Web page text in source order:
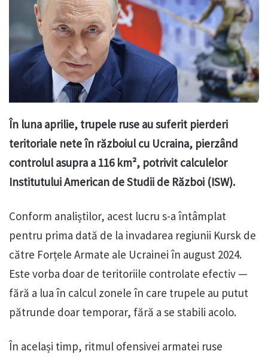
În luna aprilie, trupele ruse au suferit pierderi
teritoriale nete în războiul cu Ucraina, pierzând
controlul asupra a 116 km², potrivit calculelor
Institutului American de Studii de Război (ISW).
Conform analiștilor, acest lucru s-a întâmplat
pentru prima dată de la invadarea regiunii Kursk de
către Forțele Armate ale Ucrainei în august 2024.
Este vorba doar de teritoriile controlate efectiv —
fără a lua în calcul zonele în care trupele au putut
pătrunde doar temporar, fără a se stabili acolo.
În același timp, ritmul ofensivei armatei ruse